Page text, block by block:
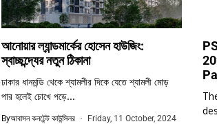
আনোয়ার ল্যান্ডমার্কের হোসেন হাউজিং:
স্বাচ্ছন্দ্যের নতুন ঠিকানা
ঢাকার ধানমন্ডি থেকে শ্যামলীর দিকে যেতে শ্যামলী মোড়
পার হলেই চোখে পড়ে...
Byআবাসন কনটেন্ট কাউন্সিলর Friday, 11 October, 2024